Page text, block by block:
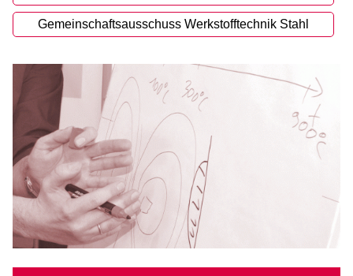
Gemeinschaftsausschuss Werkstofftechnik Stahl